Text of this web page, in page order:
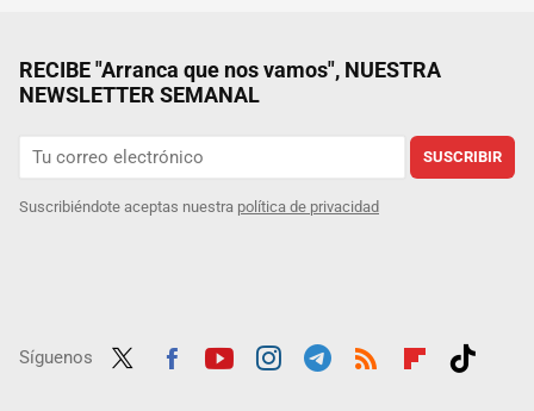
RECIBE "Arranca que nos vamos", NUESTRA
NEWSLETTER SEMANAL
SUSCRIBIR
Suscribiéndote aceptas nuestra política de privacidad
Síguenos